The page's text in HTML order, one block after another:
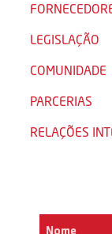
LEGISLAÇÃO
COMUNIDADE
PARCERIAS
RELAÇÕES